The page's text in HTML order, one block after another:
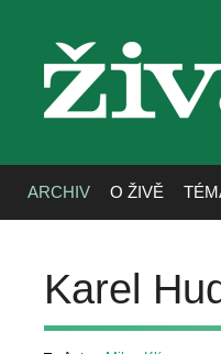
živa
ARCHIV O ŽIVĚ
Karel